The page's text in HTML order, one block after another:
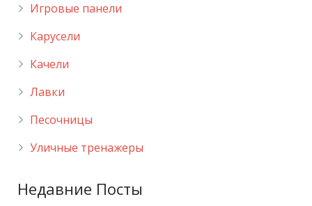
Игровые панели
Карусели
Качели
Лавки
Песочницы
Уличные тренажеры
Недавние Посты